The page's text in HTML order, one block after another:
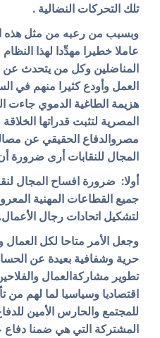
تلك التحركات النضالية .
وبسبب من رعبه من مثل هذه
عاملا خطيرا مهدِّدا لهذا
المناضلين وكل من يتحدث عن
العمل وأودع كثيرا منهم في
هزيمة الطاغية الدموي جاءت
المصرية لتثبت قدراتها
مصروالدفاع الحقيقي عن
المجال للنقابات أرى ضرورة أن
أولا: ضرورة افساح المجال
جميع القطاعات المهنية
لتشكيل اتحادات رجال الأعمال.
وجعل الأمر متاحا لكل العمال
حرية وشفافية بعيدة عن
تطوير مشاركةالعمال
اقتصاديا وسياسيا لما لهم من
للمجتمع والحارس الأمين
المشتركة التي هي ضمنا